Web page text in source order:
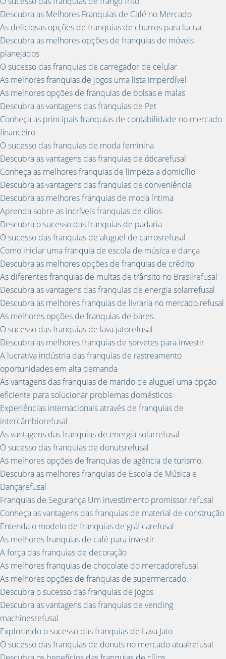
Descubra as Melhores Franquias de Café no Mercado
As deliciosas opções de franquias de churros para lucrar
Descubra as melhores opções de franquias de móveis
planejados
O sucesso das franquias de carregador de celular
As melhores franquias de jogos uma lista imperdível
As melhores opções de franquias de bolsas e malas
Descubra as vantagens das franquias de Pet
Conheça as principais franquias de contabilidade no mercado
financeiro
O sucesso das franquias de moda feminina
Descubra as vantagens das franquias de óticarefusal
Conheça as melhores franquias de limpeza a domicílio
Descubra as vantagens das franquias de conveniência
Descubra as melhores franquias de moda íntima
Aprenda sobre as incríveis franquias de cílios
Descubra o sucesso das franquias de padaria
O sucesso das franquias de aluguel de carrosrefusal
Como iniciar uma franquia de escola de música e dança
Descubra as melhores opções de franquias de crédito
As diferentes franquias de multas de trânsito no Brasilrefusal
Descubra as vantagens das franquias de energia solarrefusal
Descubra as melhores franquias de livraria no mercado.refusal
As melhores opções de franquias de bares.
O sucesso das franquias de lava jatorefusal
Descubra as melhores franquias de sorvetes para investir
A lucrativa indústria das franquias de rastreamento
oportunidades em alta demanda
As vantagens das franquias de marido de aluguel uma opção
eficiente para solucionar problemas domésticos
Experiências internacionais através de franquias de
intercâmbiorefusal
As vantagens das franquias de energia solarrefusal
O sucesso das franquias de donutsrefusal
As melhores opções de franquias de agência de turismo.
Descubra as melhores franquias de Escola de Música e
Dançarefusal
Franquias de Segurança Um investimento promissor.refusal
Conheça as vantagens das franquias de material de construção
Entenda o modelo de franquias de gráficarefusal
As melhores franquias de café para investir
A força das franquias de decoração
As melhores franquias de chocolate do mercadorefusal
As melhores opções de franquias de supermercado.
Descubra o sucesso das franquias de jogos
Descubra as vantagens das franquias de vending
machinesrefusal
Explorando o sucesso das franquias de Lava Jato
O sucesso das franquias de donuts no mercado atualrefusal